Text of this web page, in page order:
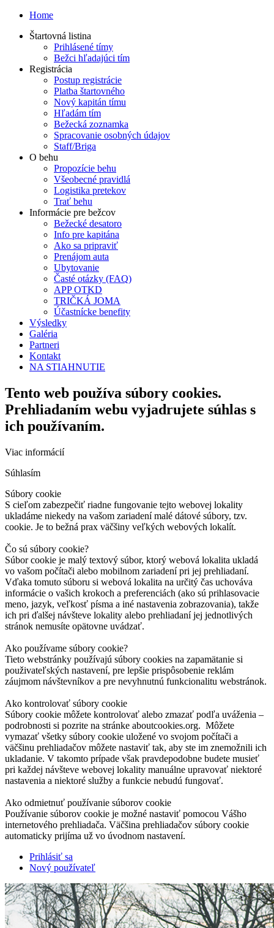
Home
Štartovná listina
Prihlásené tímy
Bežci hľadajúci tím
Registrácia
Postup registrácie
Platba štartovného
Nový kapitán tímu
Hľadám tím
Bežecká zoznamka
Spracovanie osobných údajov
Staff/Briga
O behu
Propozície behu
Všeobecné pravidlá
Logistika pretekov
Trať behu
Informácie pre bežcov
Bežecké desatoro
Info pre kapitána
Ako sa pripraviť
Prenájom auta
Ubytovanie
Časté otázky (FAQ)
APP OTKD
TRIČKÁ JOMA
Účastnícke benefity
Výsledky
Galéria
Partneri
Kontakt
NA STIAHNUTIE
Tento web používa súbory cookies.
Prehliadaním webu vyjadrujete súhlas s
ich používaním.
Viac informácií
Súhlasím
Súbory cookie
S cieľom zabezpečiť riadne fungovanie tejto webovej lokality
ukladáme niekedy na vašom zariadení malé dátové súbory, tzv.
cookie. Je to bežná prax väčšiny veľkých webových lokalít.
Čo sú súbory cookie?
Súbor cookie je malý textový súbor, ktorý webová lokalita ukladá
vo vašom počítači alebo mobilnom zariadení pri jej prehliadaní.
Vďaka tomuto súboru si webová lokalita na určitý čas uchováva
informácie o vašich krokoch a preferenciách (ako sú prihlasovacie
meno, jazyk, veľkosť písma a iné nastavenia zobrazovania), takže
ich pri ďalšej návšteve lokality alebo prehliadaní jej jednotlivých
stránok nemusíte opätovne uvádzať.
Ako používame súbory cookie?
Tieto webstránky používajú súbory cookies na zapamätanie si
použivateľských nastavení, pre lepšie prispôsobenie reklám
záujmom návštevníkov a pre nevyhnutnú funkcionalitu webstránok.
Ako kontrolovať súbory cookie
Súbory cookie môžete kontrolovať alebo zmazať podľa uváženia –
podrobnosti si pozrite na stránke aboutcookies.org. Môžete
vymazať všetky súbory cookie uložené vo svojom počítači a
väčšinu prehliadačov môžete nastaviť tak, aby ste im znemožnili ich
ukladanie. V takomto prípade však pravdepodobne budete musieť
pri každej návšteve webovej lokality manuálne upravovať niektoré
nastavenia a niektoré služby a funkcie nebudú fungovať.
Ako odmietnuť používanie súborov cookie
Používanie súborov cookie je možné nastaviť pomocou Vášho
internetového prehliadača. Väčšina prehliadačov súbory cookie
automaticky prijíma už vo úvodnom nastavení.
Prihlásiť sa
Nový používateľ